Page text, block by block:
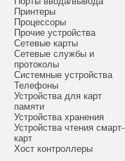
Принтеры
Процессоры
Прочие устройства
Сетевые карты
Сетевые службы и
протоколы
Системные устройства
Телефоны
Устройства для карт
памяти
Устройства хранения
Устройства чтения смарт-
карт
Хост контроллеры